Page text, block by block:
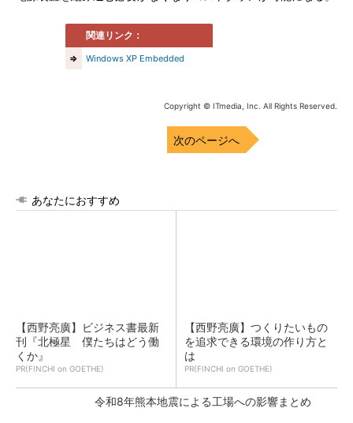
関連リンク：
⇒ Windows XP Embedded
Copyright © ITmedia, Inc. All Rights Reserved.
次のページへ
あなたにおすすめ
【西野亮廣】ビジネス書最新
刊『北極星 僕たちはどう働
くか』
PR(FINCHI on GOETHE)
【西野亮廣】つくりたいもの
を追求できる環境の作り方と
は
PR(FINCHI on GOETHE)
令和8年熊本地震による工場への影響まとめ